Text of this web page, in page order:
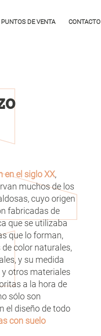
PUNTOS DE VENTA CONTACTO
en el siglo XX,
muchos de los
cuyo origen
fabricadas de
que se utilizaba
que lo forman,
color naturales,
y su medida
y otros materiales
a la hora de
sólo son
el diseño de todo
con suelo